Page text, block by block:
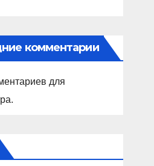
комментарии
для